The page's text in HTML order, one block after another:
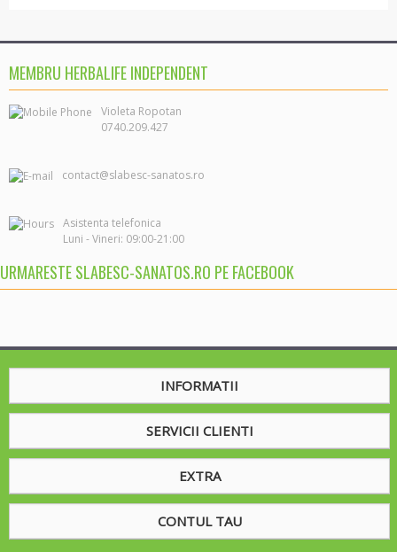
MEMBRU HERBALIFE INDEPENDENT
0740.209.427
contact@slabesc-sanatos.ro
Asistenta telefonica
URMARESTE SLABESC-SANATOS.RO PE FACEBOOK
INFORMATII
SERVICII CLIENTI
EXTRA
CONTUL TAU